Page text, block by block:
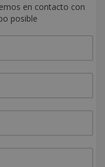
en contacto con
posible